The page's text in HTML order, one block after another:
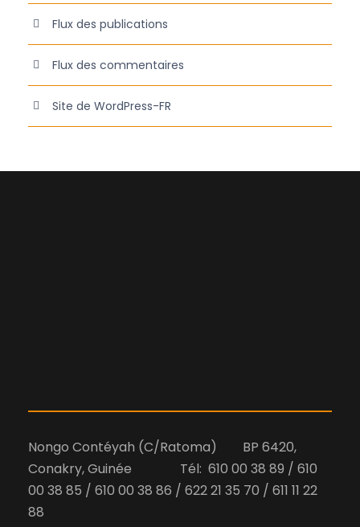
Flux des publications
Flux des commentaires
Site de WordPress-FR
Nongo Contéyah (C/Ratoma) BP 6420,
Conakry, Guinée Tél: 610 00 38 89 / 610
00 38 85 / 610 00 38 86 / 622 21 35 70 / 611 11 22
88